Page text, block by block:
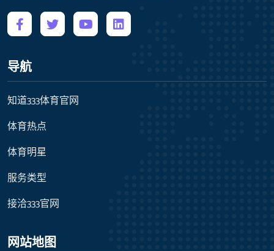
导航
知道333体育官网
体育热点
体育明星
服务类型
接洽333官网
网站地图